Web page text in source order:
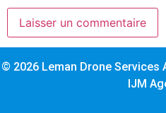
© 2026 Leman Drone Services
IJM